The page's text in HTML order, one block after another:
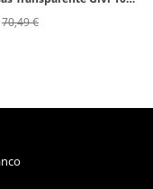
70,49 €